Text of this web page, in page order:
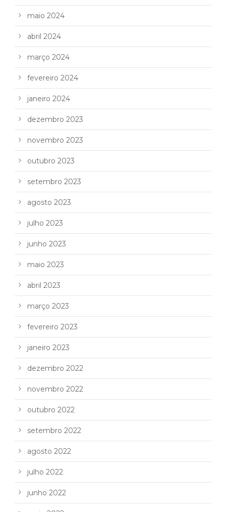
maio 2024
abril 2024
março 2024
fevereiro 2024
janeiro 2024
dezembro 2023
novembro 2023
outubro 2023
setembro 2023
agosto 2023
julho 2023
junho 2023
maio 2023
abril 2023
março 2023
fevereiro 2023
janeiro 2023
dezembro 2022
novembro 2022
outubro 2022
setembro 2022
agosto 2022
julho 2022
junho 2022